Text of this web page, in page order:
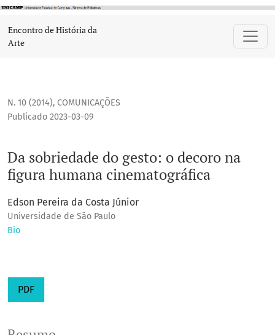
Da sobriedade do gesto: o decoro na figura humana
Encontro de História da
Arte
N. 10 (2014), COMUNICAÇÕES
Da sobriedade do gesto: o decoro na
figura humana cinematográfica
Publicado 2023-03-09
Edson Pereira da Costa Júnior
Universidade de São Paulo
Bio
PDF